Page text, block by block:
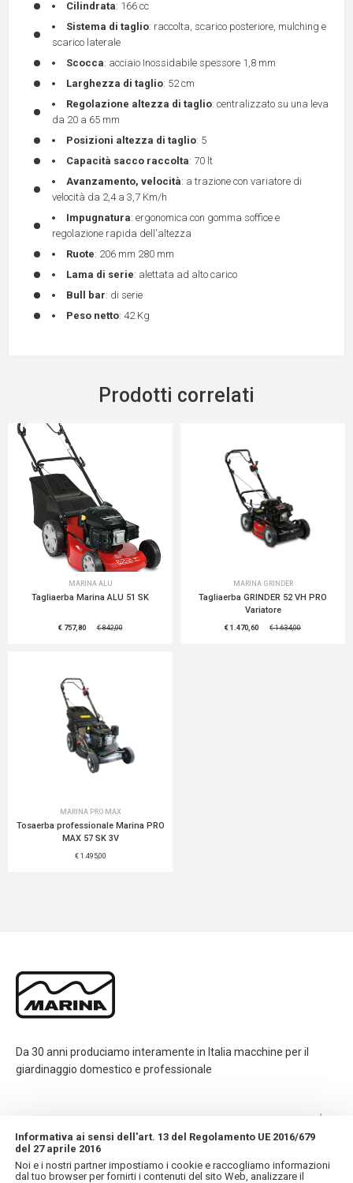
Cilindrata: 166 cc
Sistema di taglio: raccolta, scarico posteriore, mulching e
scarico laterale
Scocca: acciaio Inossidabile spessore 1,8 mm
Larghezza di taglio: 52 cm
Regolazione altezza di taglio: centralizzato su una leva
da 20 a 65 mm
Posizioni altezza di taglio: 5
Capacità sacco raccolta: 70 lt
Avanzamento, velocità: a trazione con variatore di
velocità da 2,4 a 3,7 Km/h
Impugnatura: ergonomica con gomma soffice e
regolazione rapida dell'altezza
Ruote: 206 mm 280 mm
Lama di serie: alettata ad alto carico
Bull bar: di serie
Peso netto: 42 Kg
Prodotti correlati
MARINA ALU
Tagliaerba Marina ALU 51 SK
€ 757,80 € 842,00
MARINA GRINDER
Tagliaerba GRINDER 52 VH PRO
Variatore
€ 1.470,60 € 1.634,00
MARINA PRO MAX
Tosaerba professionale Marina PRO
MAX 57 SK 3V
€ 1.495,00
Da 30 anni produciamo interamente in Italia macchine per il
giardinaggio domestico e professionale
INFORMAZIONI
Informativa ai sensi dell'art. 13 del Regolamento UE 2016/679
del 27 aprile 2016
Noi e i nostri partner impostiamo i cookie e raccogliamo informazioni
dal tuo browser per fornirti i contenuti del sito Web, analizzare il